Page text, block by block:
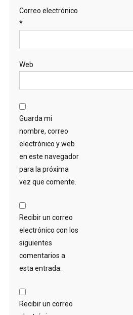
Correo electrónico
*
Web
Guarda mi
nombre, correo
electrónico y web
en este navegador
para la próxima
vez que comente.
Recibir un correo
electrónico con los
siguientes
comentarios a
esta entrada.
Recibir un correo